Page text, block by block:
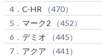
4． C-HR（470）
5． マーク2 （452）
6． デミオ （445）
7． アクア （441）